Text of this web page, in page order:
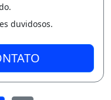
duvidosos.